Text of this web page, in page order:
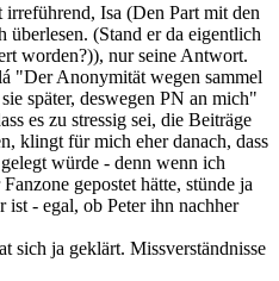
Isa (Den Part mit den
überlesen. (Stand er da eigentlich
worden?)), nur seine Antwort.
"Der Anonymität wegen sammel
später, deswegen PN an mich"
es zu stressig sei, die Beiträge
klingt für mich eher danach, dass
würde - denn wenn ich
gepostet hätte, stünde ja
ist - egal, ob Peter ihn nachher
sich ja geklärt. Missverständnisse